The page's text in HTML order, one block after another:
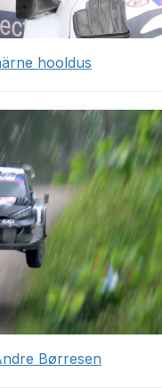
hooldus
Børresen